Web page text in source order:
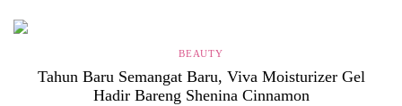
BEAUTY
Tahun Baru Semangat Baru, Viva Moisturizer Gel
Hadir Bareng Shenina Cinnamon